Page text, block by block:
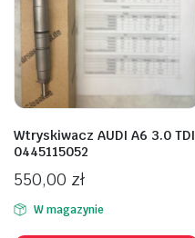
Wtryskiwacz AUDI A6 3.0 TDI
0445115052
550,00 zł
W magazynie